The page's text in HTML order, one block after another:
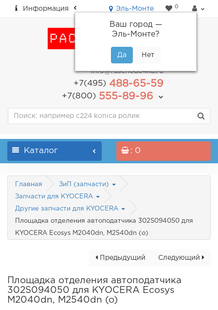
Информация Эль-Монте
Ваш город —
Эль-Монте?
0
пн-пт: с 9.00 до 18.00
info@raschodo4ka.ru
+7(495)488-65-59
+7(800)555-89-96
Каталог : 0
Главная ЗиП (запчасти)
Запчасти для KYOCERA
Другие запчасти для KYOCERA
Площадка отделения автоподатчика 302S094050 для
KYOCERA Ecosys M2040dn, M2540dn (o)
Следующий
Предыдущий
Площадка отделения автоподатчика
302S094050 для KYOCERA Ecosys
M2040dn, M2540dn (o)